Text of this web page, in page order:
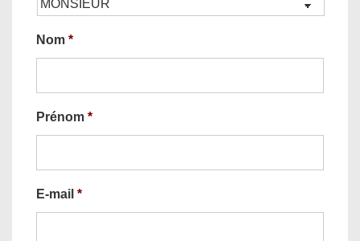
Nom *
Prénom *
E-mail *